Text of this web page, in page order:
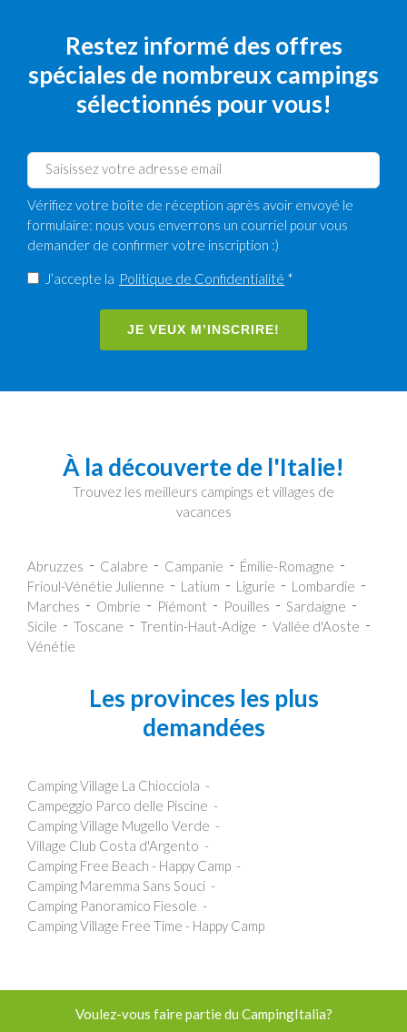
Restez informé des offres
spéciales de nombreux campings
sélectionnés pour vous!
Vérifiez votre boîte de réception après avoir envoyé le
formulaire: nous vous enverrons un courriel pour vous
demander de confirmer votre inscription :)
J’accepte la Politique de Confidentialité *
JE VEUX M’INSCRIRE!
À la découverte de l'Italie!
Trouvez les meilleurs campings et villages de
vacances
Abruzzes Calabre Campanie
Émilie-Romagne
Frioul-Vénétie Julienne
Latium Ligurie
Lombardie
Marches
Ombrie Piémont Pouilles
Sardaigne
Sicile
Toscane Trentin-Haut-Adige
Vallée d'Aoste
Vénétie
Les provinces les plus
demandées
Camping Village La Chiocciola
Campeggio Parco delle Piscine
Camping Village Mugello Verde
Village Club Costa d'Argento
Camping Free Beach - Happy Camp
Camping Maremma Sans Souci
Camping Panoramico Fiesole
Camping Village Free Time - Happy Camp
Voulez-vous faire partie du CampingItalia?